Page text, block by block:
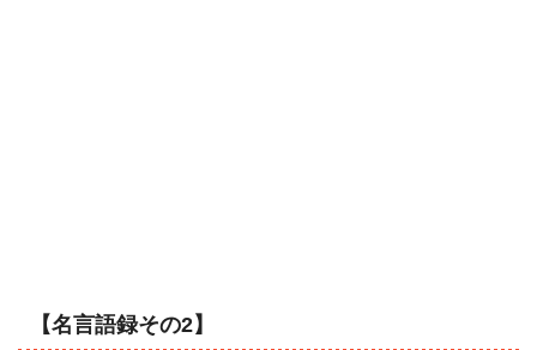
【名言語録その2】